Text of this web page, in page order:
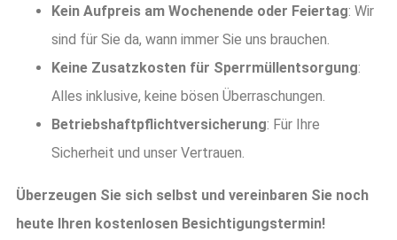
Kein Aufpreis am Wochenende oder Feiertag: Wir
sind für Sie da, wann immer Sie uns brauchen.
Keine Zusatzkosten für Sperrmüllentsorgung:
Alles inklusive, keine bösen Überraschungen.
Betriebshaftpflichtversicherung: Für Ihre
Sicherheit und unser Vertrauen.
Überzeugen Sie sich selbst und vereinbaren Sie noch
heute Ihren kostenlosen Besichtigungstermin!